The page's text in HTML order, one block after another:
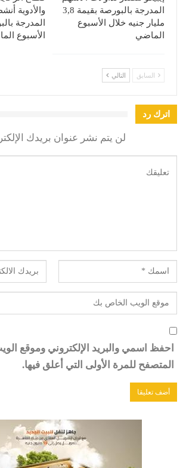
المدرجة بالبورصة بقيمة 3,8
مليار جنيه خلال الأسبوع
الماضي
والأدوية
المدرجة
الأسبوع
السابق التالي
اترك رد
لن يتم نشر عنوان بريدك
احفظ اسمي والبريد الإلكتروني وموقع
المتصفح للمرة الأولى التي أعلق فيها.